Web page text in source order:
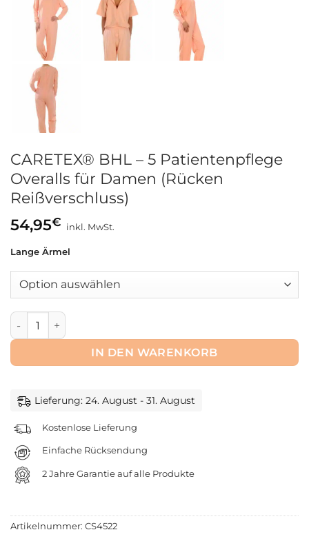
CARETEX® BHL – 5 Patientenpflege
Overalls für Damen (Rücken
Reißverschluss)
54,95€ inkl. MwSt.
Lange Ärmel
CARETEX® BHL - 5 Patientenpflege Overalls für Damen
IN DEN WARENKORB
Lieferung: 24. August - 31. August
Kostenlose Lieferung
Einfache Rücksendung
2 Jahre Garantie auf alle Produkte
Artikelnummer: CS4522